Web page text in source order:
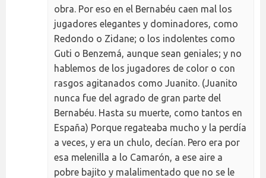
obra. Por eso en el Bernabéu caen mal los
jugadores elegantes y dominadores, como
Redondo o Zidane; o los indolentes como
Guti o Benzemá, aunque sean geniales; y no
hablemos de los jugadores de color o con
rasgos agitanados como Juanito. (Juanito
nunca fue del agrado de gran parte del
Bernabéu. Hasta su muerte, como tantos en
España) Porque regateaba mucho y la perdía
a veces, y era un chulo, decían. Pero era por
esa melenilla a lo Camarón, a ese aire a
pobre bajito y malalimentado que no se le